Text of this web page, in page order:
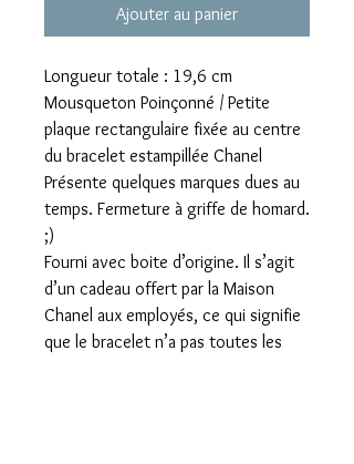
Ajouter au panier
Longueur totale : 19,6 cm
Mousqueton Poinçonné / Petite
plaque rectangulaire fixée au centre
du bracelet estampillée Chanel
Présente quelques marques dues au
temps. Fermeture à griffe de homard.
;)
Fourni avec boite d’origine. Il s’agit
d’un cadeau offert par la Maison
Chanel aux employés, ce qui signifie
que le bracelet n’a pas toutes les